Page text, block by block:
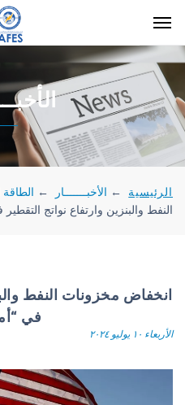
الرئيسية ← الأخبـــــــار ← الطاقة
النفط والبنزين وارتفاع نواتج
انخفاض مخزونات النفط
في
الأربعاء ١٠ يوليو ٢٠٢٤